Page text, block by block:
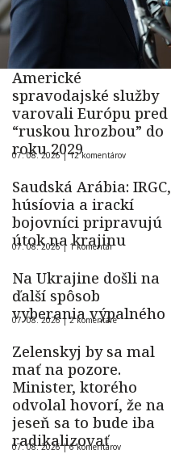
Americké
spravodajské služby
varovali Európu pred
“ruskou hrozbou” do
roku 2029
07. 08. 2026 |12 komentárov
Saudská Arábia: IRGC,
húsíovia a irackí
bojovníci pripravujú
útok na krajinu
07. 08. 2026 | 1 komentár
Na Ukrajine došli na
ďalší spôsob
vyberania výpalného
07. 08. 2026 |2 komentáre
Zelenskyj by sa mal
mať na pozore.
Minister, ktorého
odvolal hovorí, že na
jeseň sa to bude iba
radikalizovať
07. 08. 2026 |6 komentárov